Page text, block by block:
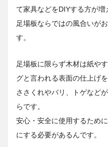
て家具などをDIYする方が増
足場板ならではの風合いが
す。
足場板に限らず木材は紙や
グと言われる表面の仕上げ
ささくれやバリ、トゲなど
らです。
安心・安全に使用するため
にする必要があるんです。